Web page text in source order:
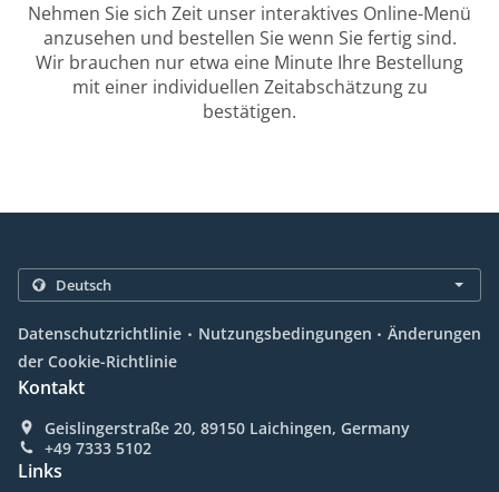
Nehmen Sie sich Zeit unser interaktives Online-Menü
anzusehen und bestellen Sie wenn Sie fertig sind.
Wir brauchen nur etwa eine Minute Ihre Bestellung
mit einer individuellen Zeitabschätzung zu
bestätigen.
Datenschutzrichtlinie . Nutzungsbedingungen . Änderungen
der Cookie-Richtlinie
Kontakt
Geislingerstraße 20, 89150 Laichingen, Germany
+49 7333 5102
Links